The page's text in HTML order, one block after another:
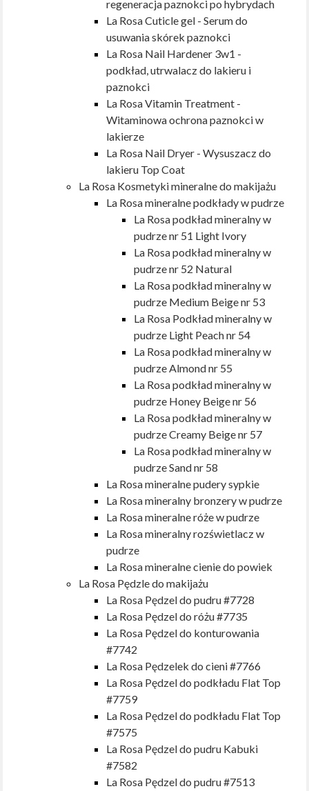
regeneracja paznokci po hybrydach
La Rosa Cuticle gel - Serum do
usuwania skórek paznokci
La Rosa Nail Hardener 3w1 -
podkład, utrwalacz do lakieru i
paznokci
La Rosa Vitamin Treatment -
Witaminowa ochrona paznokci w
lakierze
La Rosa Nail Dryer - Wysuszacz do
lakieru Top Coat
La Rosa Kosmetyki mineralne do makijażu
La Rosa mineralne podkłady w pudrze
La Rosa podkład mineralny w
pudrze nr 51 Light Ivory
La Rosa podkład mineralny w
pudrze nr 52 Natural
La Rosa podkład mineralny w
pudrze Medium Beige nr 53
La Rosa Podkład mineralny w
pudrze Light Peach nr 54
La Rosa podkład mineralny w
pudrze Almond nr 55
La Rosa podkład mineralny w
pudrze Honey Beige nr 56
La Rosa podkład mineralny w
pudrze Creamy Beige nr 57
La Rosa podkład mineralny w
pudrze Sand nr 58
La Rosa mineralne pudery sypkie
La Rosa mineralny bronzery w pudrze
La Rosa mineralne róże w pudrze
La Rosa mineralny rozświetlacz w
pudrze
La Rosa mineralne cienie do powiek
La Rosa Pędzle do makijażu
La Rosa Pędzel do pudru #7728
La Rosa Pędzel do różu #7735
La Rosa Pędzel do konturowania
#7742
La Rosa Pędzelek do cieni #7766
La Rosa Pędzel do podkładu Flat Top
#7759
La Rosa Pędzel do podkładu Flat Top
#7575
La Rosa Pędzel do pudru Kabuki
#7582
La Rosa Pędzel do pudru #7513